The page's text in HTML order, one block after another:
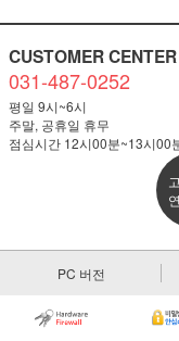
CUSTOMER CENTER
031-487-0252
평일 9시~6시
주말, 공휴일 휴무
점심시간 12시00분~13시00
PC 버전